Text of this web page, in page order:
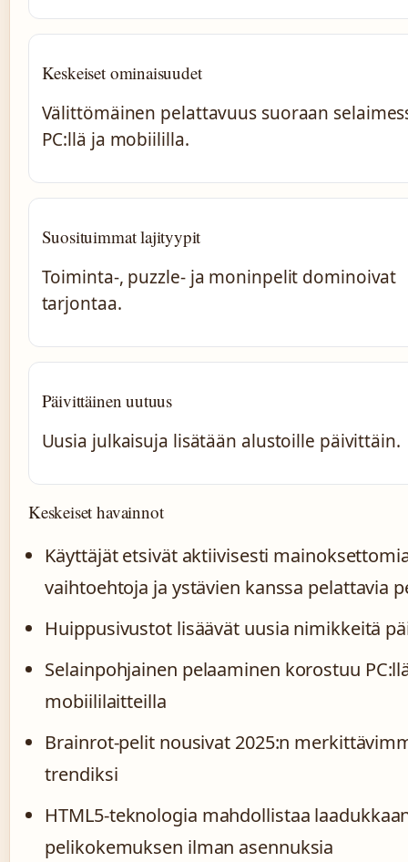
Keskeiset ominaisuudet
Välittömäinen pelattavuus suoraan
PC:llä ja mobiililla.
Suosituimmat lajityypit
Toiminta-, puzzle- ja moninpelit dominoivat
tarjontaa.
Päivittäinen uutuus
Uusia julkaisuja lisätään alustoille päivittäin.
Keskeiset havainnot
Käyttäjät etsivät aktiivisesti
vaihtoehtoja ja ystävien kanssa pelattavia
Huippusivustot lisäävät uusia nimikkeitä
Selainpohjainen pelaaminen korostuu
mobiililaitteilla
Brainrot-pelit nousivat 2025:n
trendiksi
HTML5-teknologia mahdollistaa
pelikokemuksen ilman asennuksia